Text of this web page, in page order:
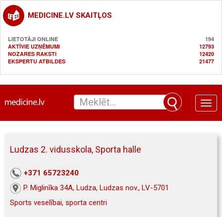
MEDICINE.LV SKAITĻOS
LIETOTĀJI ONLINE
194
AKTĪVIE UZŅĒMUMI
12793
NOZARES RAKSTI
12420
EKSPERTU ATBILDES
21477
Toggle
Ludzas 2. vidusskola, Sporta halle
+371 65723240
P. Miglinīka 34A, Ludza, Ludzas nov., LV-5701
Sports veselībai, sporta centri